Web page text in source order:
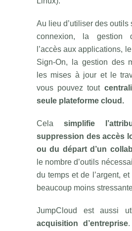
Au lieu d’utiliser des outils
connexion, la gestion
l’accès aux applications,
Sign-On, la gestion des
les mises à jour et le
vous pouvez tout
seule plateforme cloud.
Cela simplifie
suppression des accès
ou du départ d’un
le nombre d’outils
du temps et de l’argent,
beaucoup moins
JumpCloud est aussi
acquisition d’entreprise